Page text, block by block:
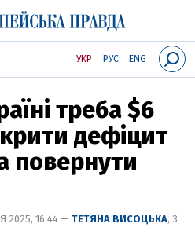
УКР РУС ENG
треба $6
дефіцит
повернути
2025, 16:44 — ТЕТЯНА ВИСОЦЬКА, З